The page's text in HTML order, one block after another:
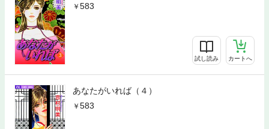
583
試し読み カートへ
あなたがいれば（４）
583